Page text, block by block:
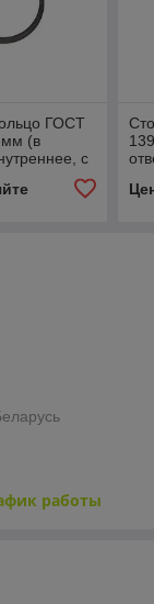
ГОСТ
мм (в
с
работы